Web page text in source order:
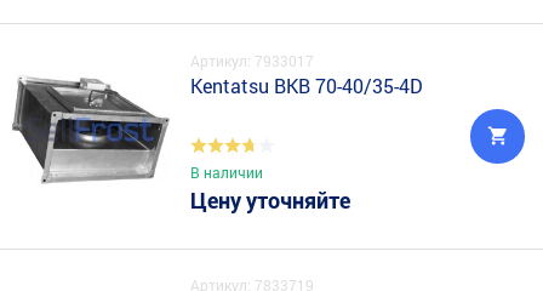
Артикул: 7933017
Kentatsu BKB 70-40/35-4D
В наличии
Цену уточняйте
Артикул: 7833719